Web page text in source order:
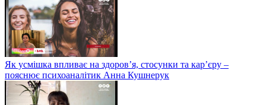
Як усмішка впливає на здоров’я, стосунки та кар’єру –
пояснює психоаналітик Анна Кушнерук